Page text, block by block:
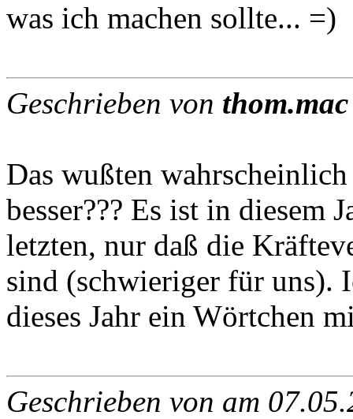
was ich machen sollte... =)
Geschrieben von thom.mac
Das wußten
besser??? Es ist in diesem
letzten, nur daß die
sind (schwieriger für uns).
dieses Jahr ein Wörtchen
Geschrieben von am